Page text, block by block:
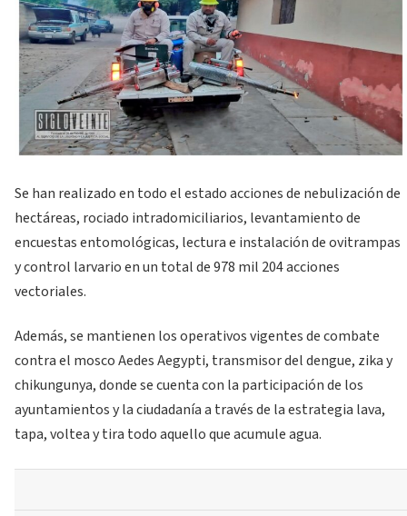
Se han realizado en todo el estado acciones de nebulización de
hectáreas, rociado intradomiciliarios, levantamiento de
encuestas entomológicas, lectura e instalación de ovitrampas
y control larvario en un total de 978 mil 204 acciones
vectoriales.
Además, se mantienen los operativos vigentes de combate
contra el mosco Aedes Aegypti, transmisor del dengue, zika y
chikungunya, donde se cuenta con la participación de los
ayuntamientos y la ciudadanía a través de la estrategia lava,
tapa, voltea y tira todo aquello que acumule agua.